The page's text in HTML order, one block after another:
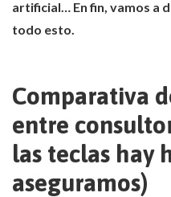
artificial… En fin, vamos a
todo esto.
Comparativa
entre
las teclas hay
aseguramos)